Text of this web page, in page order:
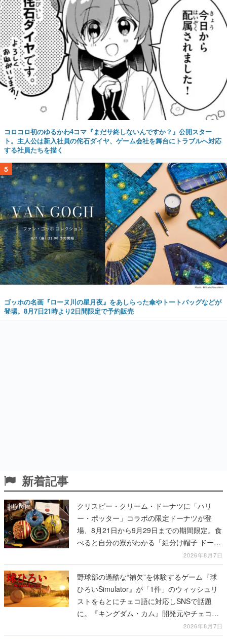
コロコロ初のゆるかわ4コマ『まだサ終しないんですか？』公開スター
ト。主人公は新入社員の侘石ダイヤ、ゲーム会社を舞台にトラブルへ対応
する社員たちを描く
5
ゴッホの名画『ローヌ川の星月夜』をあしらった傘やトートバッグなどが
登場。8月7日21時より2日間限定で予約販売
新着記事
クリスピー・クリーム・ドーナツに「ハリ
ー・ポッター」コラボの限定ドーナツが登
場、8月21日から9月29日までの期間限定。食
べると自分の寮がわかる「組分け帽子 ドーナ
ツ」や4種セットの「ホグワーツ ボックス」
も
2026年8月7日
野球部の過酷な“補欠”を体験するゲーム『球
ひろいSimulator』が「1件」のウィッシュリ
ストをもとにチェコ語に対応しSNSで話題
に。『キングダム・カム』開発元やチェコの
2026年8月7日